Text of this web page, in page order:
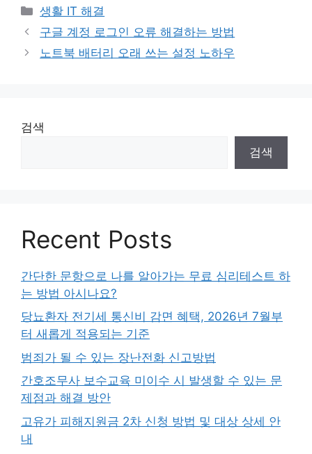
카
테
고
리
생활 IT 해결
구글 계정 로그인 오류 해결하는 방법
노트북 배터리 오래 쓰는 설정 노하우
검색
검색
Recent Posts
간단한 문항으로 나를 알아가는 무료 심리테스트 하
는 방법 아시나요?
당뇨환자 전기세 통신비 감면 혜택, 2026년 7월부
터 새롭게 적용되는 기준
범죄가 될 수 있는 장난전화 신고방법
간호조무사 보수교육 미이수 시 발생할 수 있는 문
제점과 해결 방안
고유가 피해지원금 2차 신청 방법 및 대상 상세 안
내